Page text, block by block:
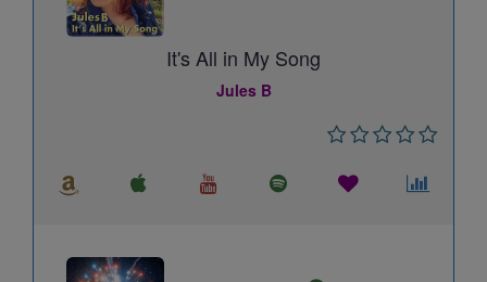
It's All in My Song
Jules B